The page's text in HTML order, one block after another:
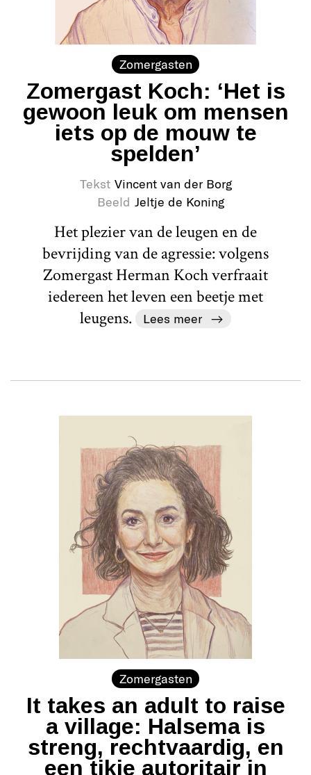
Zomergasten
Zomergast Koch: ‘Het is
gewoon leuk om mensen
iets op de mouw te
spelden’
Tekst Vincent van der Borg
Beeld Jeltje de Koning
Het plezier van de leugen en de
bevrijding van de agressie: volgens
Zomergast Herman Koch verfraait
iedereen het leven een beetje met
leugens.
Lees meer
Zomergasten
It takes an adult to raise
a village: Halsema is
streng, rechtvaardig, en
een tikje autoritair in